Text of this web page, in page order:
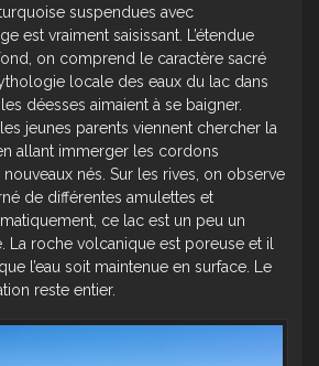
suspendues avec
est vraiment saisissant. L’étendue
on comprend le caractère sacré
locale des eaux du lac dans
déesses aimaient à se baigner.
jeunes parents viennent chercher la
allant immerger les cordons
nés. Sur les rives, on observe
de différentes amulettes et
ce lac est un peu un
La roche volcanique est poreuse et il
l’eau soit maintenue en surface. Le
reste entier.